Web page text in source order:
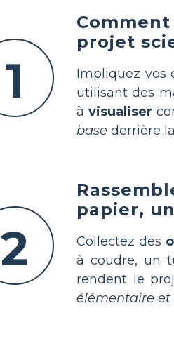
1
projet
Impliquez vos
utilisant des
à visualiser
base derrière
2
papier,
Collectez des
à coudre, un
rendent le
élémentaire et